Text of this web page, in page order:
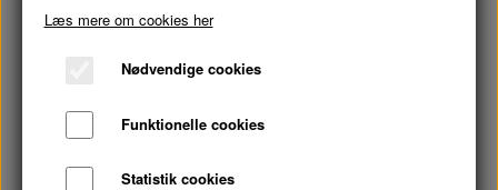
Læs mere om cookies her
Nødvendige cookies
Funktionelle cookies
Statistik cookies